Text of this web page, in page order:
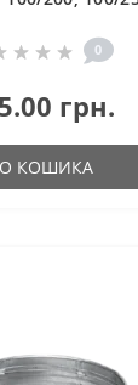
0
грн.
КОШИКА